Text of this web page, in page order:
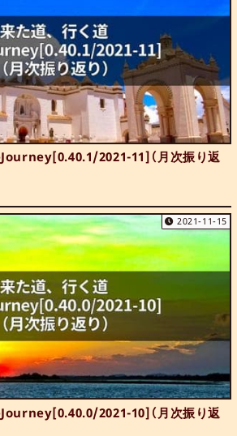
2021-11]（月次振り返
2021-11-15
2021-10]（月次振り返